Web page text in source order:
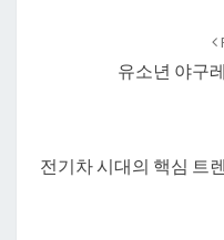
유소년 야구
전기차 시대의 핵심 트